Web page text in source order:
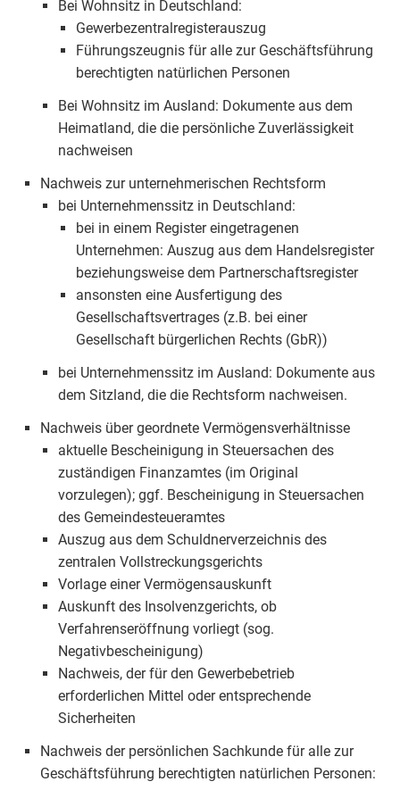
Bei Wohnsitz in Deutschland:
Gewerbezentralregisterauszug
Führungszeugnis für alle zur Geschäftsführung
berechtigten natürlichen Personen
Bei Wohnsitz im Ausland: Dokumente aus dem
Heimatland, die die persönliche Zuverlässigkeit
nachweisen
Nachweis zur unternehmerischen Rechtsform
bei Unternehmenssitz in Deutschland:
bei in einem Register eingetragenen
Unternehmen: Auszug aus dem Handelsregister
beziehungsweise dem Partnerschaftsregister
ansonsten eine Ausfertigung des
Gesellschaftsvertrages (z.B. bei einer
Gesellschaft bürgerlichen Rechts (GbR))
bei Unternehmenssitz im Ausland: Dokumente aus
dem Sitzland, die die Rechtsform nachweisen.
Nachweis über geordnete Vermögensverhältnisse
aktuelle Bescheinigung in Steuersachen des
zuständigen Finanzamtes (im Original
vorzulegen); ggf. Bescheinigung in Steuersachen
des Gemeindesteueramtes
Auszug aus dem Schuldnerverzeichnis des
zentralen Vollstreckungsgerichts
Vorlage einer Vermögensauskunft
Auskunft des Insolvenzgerichts, ob
Verfahrenseröffnung vorliegt (sog.
Negativbescheinigung)
Nachweis, der für den Gewerbebetrieb
erforderlichen Mittel oder entsprechende
Sicherheiten
Nachweis der persönlichen Sachkunde für alle zur
Geschäftsführung berechtigten natürlichen Personen: